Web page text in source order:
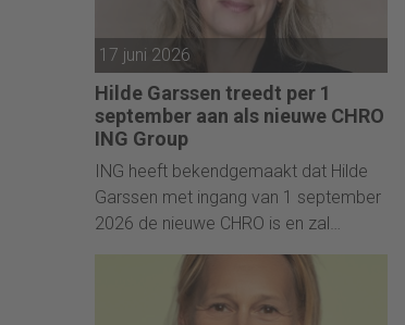
17 juni 2026
Hilde Garssen treedt per 1
september aan als nieuwe CHRO
ING Group
ING heeft bekendgemaakt dat Hilde
Garssen met ingang van 1 september
2026 de nieuwe CHRO is en zal
toetreden tot de Management Board
Banking (MBB), het uitvoerend bestuur
dat verantwoordelijk is voor de